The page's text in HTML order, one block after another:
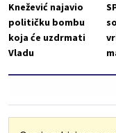
Knežević najavio
političku bombu
koja će uzdrmati
Vladu